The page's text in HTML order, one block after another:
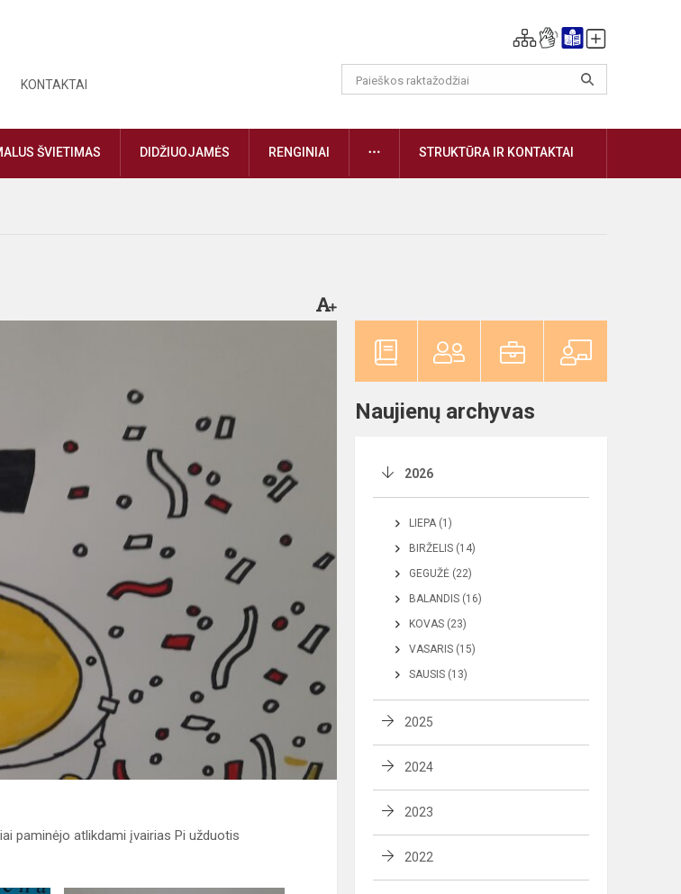
KONTAKTAI
ŠVIETIMAS DIDŽIUOJAMĖS RENGINIAI DAUGIAUSTRUKTŪRA IR KONTAKTAI
paminėjo atlikdami įvairias Pi užduotis
Naujienų archyvas
2026
LIEPA (1)
BIRŽELIS (14)
GEGUŽĖ (22)
BALANDIS (16)
KOVAS (23)
VASARIS (15)
SAUSIS (13)
2025
2024
2023
2022